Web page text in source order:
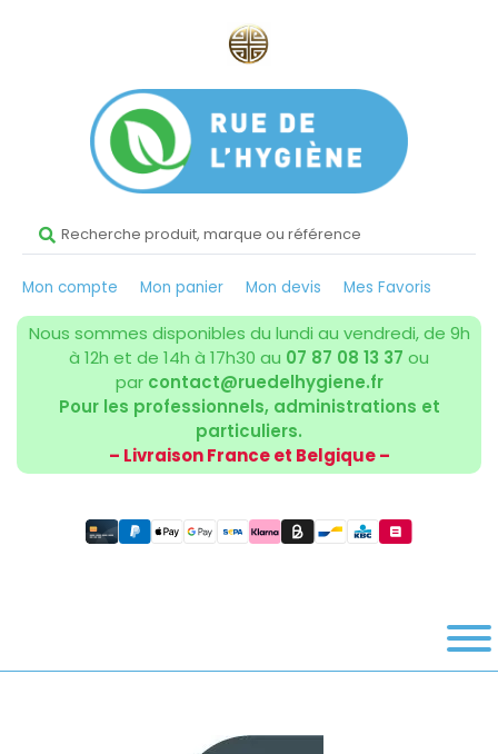
Mon compte Mon panier Mon devis Mes Favoris
Nous sommes disponibles du lundi au vendredi, de 9h
à 12h et de 14h à 17h30 au 07 87 08 13 37 ou
par contact@ruedelhygiene.fr
Pour les professionnels, administrations et
particuliers.
– Livraison France et Belgique –